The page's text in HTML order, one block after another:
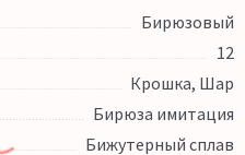
Бирюзовый
12
Крошка, Шар
Бирюза имитация
Бижутерный сплав